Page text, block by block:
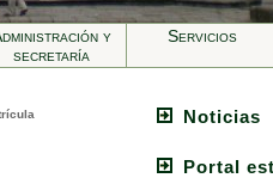
y
secretarí­a
Servicios
Noticias
Portal